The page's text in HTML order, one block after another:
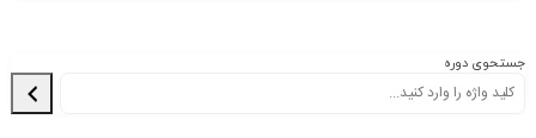
جستحوی دوره